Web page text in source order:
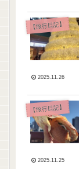
【旅行日記】
2025.11.26
【旅行日記】
2025.11.25